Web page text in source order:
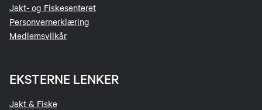
Jakt- og Fiskesenteret
Personvernerklæring
Medlemsvilkår
EKSTERNE LENKER
Jakt & Fiske